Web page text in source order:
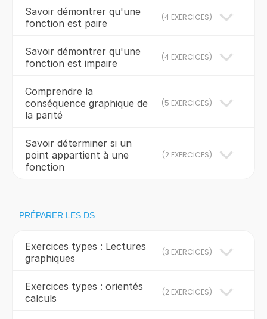
Savoir démontrer qu'une
fonction est paire
(4 EXERCICES)
Savoir démontrer qu'une
fonction est impaire
(4 EXERCICES)
Comprendre la
conséquence graphique de
la parité
(5 EXERCICES)
Savoir déterminer si un
point appartient à une
fonction
(2 EXERCICES)
PRÉPARER LES DS
Exercices types : Lectures
graphiques
(3 EXERCICES)
Exercices types : orientés
calculs
(2 EXERCICES)